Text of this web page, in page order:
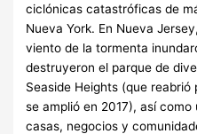
ciclónicas catastróficas de
Nueva York. En Nueva
viento de la tormenta
destruyeron el parque de
Seaside Heights (que
se amplió en 2017), así
casas, negocios y